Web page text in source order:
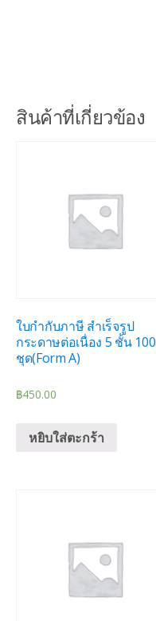
สินค้าที่เกี่ยวข้อง
ใบกำกับภาษี สำเร็จรูป
กระดาษต่อเนื่อง 5 ชั้น 100
ชุด(Form A)
฿450.00
หยิบใส่ตะกร้า